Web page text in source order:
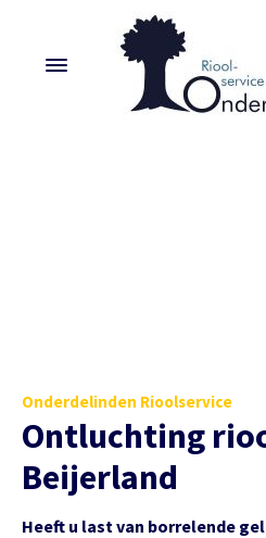
Onderdelinden Rioolservice
Ontluchting
Beijerland
Heeft u last van borrelende